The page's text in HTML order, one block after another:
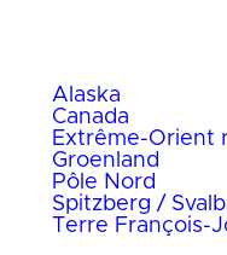
Alaska
Canada
Extrême-Orient
Groenland
Pôle Nord
Spitzberg /
Terre François-